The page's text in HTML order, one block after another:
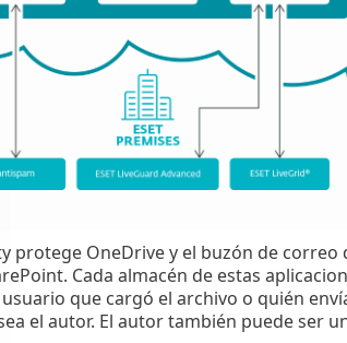
protege OneDrive y el buzón de
Cada almacén de estas
que cargó el archivo o quién
el autor. El autor también puede ser